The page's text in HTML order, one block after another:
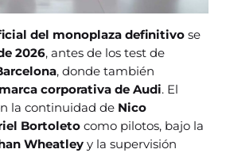
del monoplaza definitivo se
2026, antes de los test de
, donde también
corporativa de Audi. El
la continuidad de Nico
Bortoleto como pilotos, bajo la
Wheatley y la supervisión